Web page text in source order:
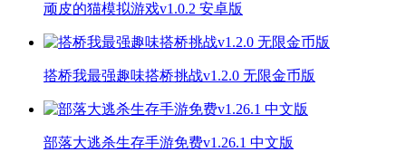
顽皮的猫模拟游戏v1.0.2 安卓版
搭桥我最强趣味搭桥挑战v1.2.0 无限金币版
部落大逃杀生存手游免费v1.26.1 中文版